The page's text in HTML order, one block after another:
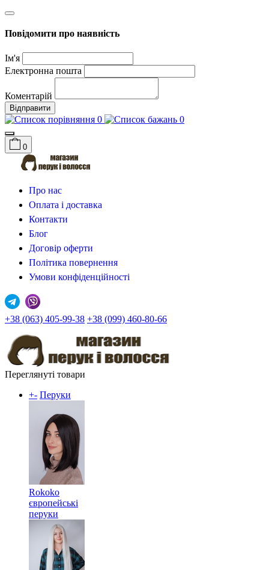
Повідомити про наявність
Ім'я
Електронна пошта
Коментарій
Відправити
0 0
0
Про нас
Оплата і доставка
Контакти
Блог
Договір оферти
Політика повернення
Умови конфіденційності
+38 (063) 405-99-38 +38 (099) 460-80-66
Переглянуті товари
+- Перуки
Rokoko
європейські
перуки